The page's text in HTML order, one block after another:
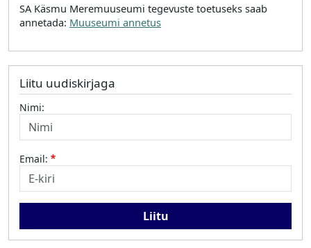
SA Käsmu Meremuuseumi tegevuste toetuseks saab
annetada: Muuseumi annetus
Liitu uudiskirjaga
Nimi:
Email: